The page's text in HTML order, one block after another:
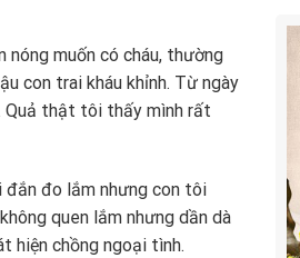
nóng muốn có cháu, thường
con trai kháu khỉnh. Từ ngày
Quả thật tôi thấy mình rất
đắn đo lắm nhưng con tôi
quen lắm nhưng dần dà
hiện chồng ngoại tình.